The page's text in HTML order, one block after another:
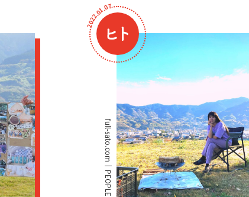
2
0
2
2
.0
1
.07
full-sato.com
PEOPLE